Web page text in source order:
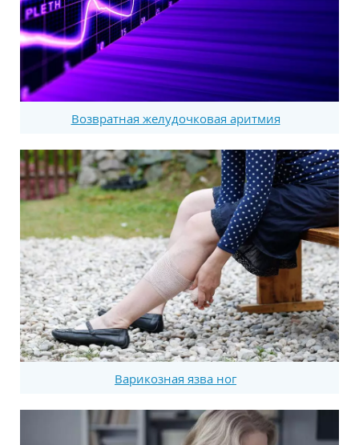
Возвратная желудочковая аритмия
Варикозная язва ног